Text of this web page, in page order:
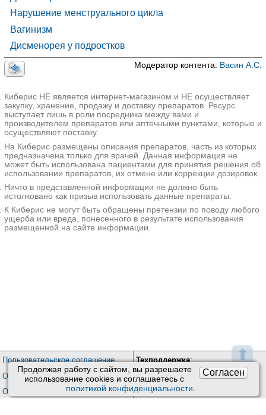
⬆
Согласен
Продолжая работу с сайтом, вы разрешаете
использование сookies и соглашаетесь с
политикой конфиденциальности.
Нарушение менструального цикла
Вагинизм
Дисменорея у подростков
Модератор контента: Васин А.С.
Киберис НЕ является интернет-магазином и НЕ осуществляет
закупку, хранение, продажу и доставку препаратов. Ресурс
выступает лишь в роли посредника между вами и
производителем препаратов или аптечными пунктами, которые и
осуществляют поставку.
На Киберис размещены описания препаратов, часть из которых
предназначена только для врачей. Данная информация не
может быть использована пациентами для принятия решения об
использовании препаратов, их отмене или коррекции дозировок.
Ничто в представленной информации не должно быть
истолковано как призыв использовать данные препараты.
К Киберис не могут быть обращены претензии по поводу любого
ущерба или вреда, понесенного в результате использования
размещенной на сайте информации.
Пользовательское соглашение
Обработка персональных данных
О проекте Киберис
Техподдержка:
Обратная связь
Почта:kiberis@mail.ru